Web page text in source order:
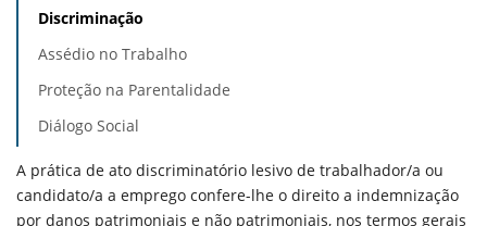
Discriminação
Assédio no Trabalho
Proteção na Parentalidade
Diálogo Social
A prática de ato discriminatório lesivo de trabalhador/a ou
candidato/a a emprego confere-lhe o direito a indemnização
por danos patrimoniais e não patrimoniais, nos termos gerais